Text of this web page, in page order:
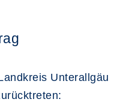
Unterallgäu